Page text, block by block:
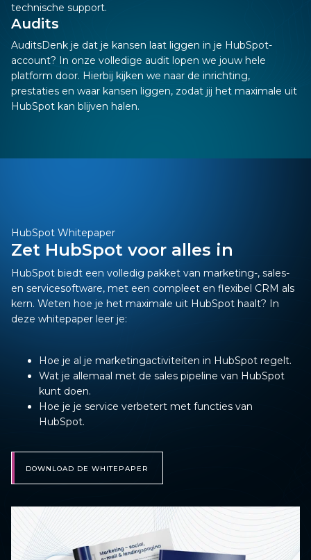
technische support.
Audits
AuditsDenk je dat je kansen laat liggen in je HubSpot-
account? In onze volledige audit lopen we jouw hele
platform door. Hierbij kijken we naar de inrichting,
prestaties en waar kansen liggen, zodat jij het maximale uit
HubSpot kan blijven halen.
HubSpot Whitepaper
Zet HubSpot voor alles in
HubSpot biedt een volledig pakket van marketing-, sales-
en servicesoftware, met een compleet en flexibel CRM als
kern. Weten hoe je het maximale uit HubSpot haalt? In
deze whitepaper leer je:
Hoe je al je marketingactiviteiten in HubSpot regelt.
Wat je allemaal met de sales pipeline van HubSpot
kunt doen.
Hoe je je service verbetert met functies van
HubSpot.
DOWNLOAD DE WHITEPAPER